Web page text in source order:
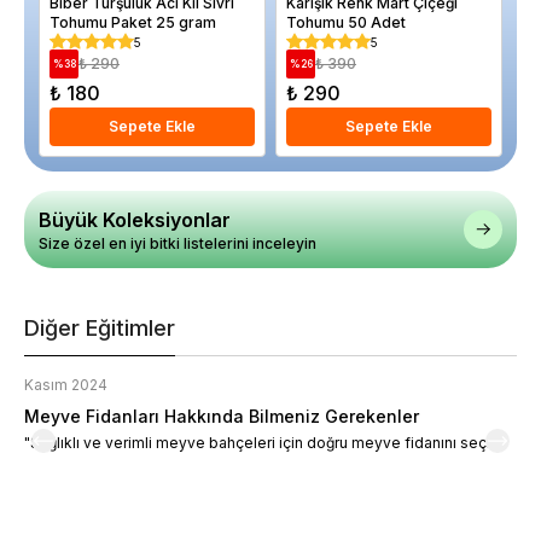
Tohumu Paket 25 gram
5
%38 ₺ 290
₺ 180
Sepete Ekle
Tohumu 50 Adet
5
%26 ₺ 390
₺ 290
Sepete Ekle
Büyük Koleksiyonlar
Size özel en iyi bitki listelerini inceleyin
Diğer Eğitimler
Kasım 2024
Meyve Fidanları Hakkında Bilmeniz Gerekenler
"Sağlıklı ve verimli meyve bahçeleri için doğru meyve fidanını seçin."